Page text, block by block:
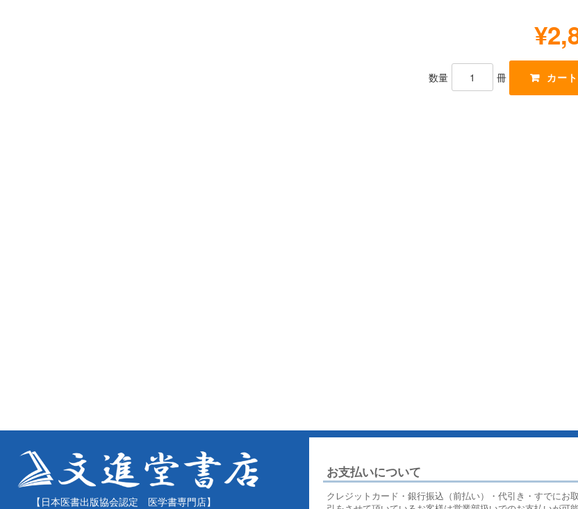
数量 冊
【日本医書出版協会認定 医学書専門店】
お支払いについて
クレジットカード・銀行振込（前払い）・代引き・すでにお取